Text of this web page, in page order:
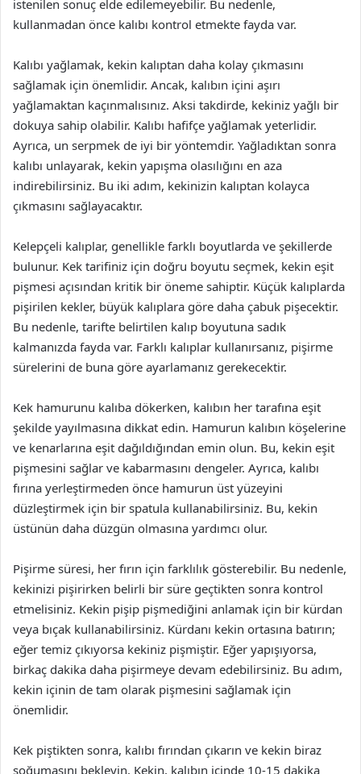
istenilen sonuç elde edilemeyebilir. Bu nedenle,
kullanmadan önce kalıbı kontrol etmekte fayda var.
Kalıbı yağlamak, kekin kalıptan daha kolay çıkmasını
sağlamak için önemlidir. Ancak, kalıbın içini aşırı
yağlamaktan kaçınmalısınız. Aksi takdirde, kekiniz yağlı bir
dokuya sahip olabilir. Kalıbı hafifçe yağlamak yeterlidir.
Ayrıca, un serpmek de iyi bir yöntemdir. Yağladıktan sonra
kalıbı unlayarak, kekin yapışma olasılığını en aza
indirebilirsiniz. Bu iki adım, kekinizin kalıptan kolayca
çıkmasını sağlayacaktır.
Kelepçeli kalıplar, genellikle farklı boyutlarda ve şekillerde
bulunur. Kek tarifiniz için doğru boyutu seçmek, kekin eşit
pişmesi açısından kritik bir öneme sahiptir. Küçük kalıplarda
pişirilen kekler, büyük kalıplara göre daha çabuk pişecektir.
Bu nedenle, tarifte belirtilen kalıp boyutuna sadık
kalmanızda fayda var. Farklı kalıplar kullanırsanız, pişirme
sürelerini de buna göre ayarlamanız gerekecektir.
Kek hamurunu kalıba dökerken, kalıbın her tarafına eşit
şekilde yayılmasına dikkat edin. Hamurun kalıbın köşelerine
ve kenarlarına eşit dağıldığından emin olun. Bu, kekin eşit
pişmesini sağlar ve kabarmasını dengeler. Ayrıca, kalıbı
fırına yerleştirmeden önce hamurun üst yüzeyini
düzleştirmek için bir spatula kullanabilirsiniz. Bu, kekin
üstünün daha düzgün olmasına yardımcı olur.
Pişirme süresi, her fırın için farklılık gösterebilir. Bu nedenle,
kekinizi pişirirken belirli bir süre geçtikten sonra kontrol
etmelisiniz. Kekin pişip pişmediğini anlamak için bir kürdan
veya bıçak kullanabilirsiniz. Kürdanı kekin ortasına batırın;
eğer temiz çıkıyorsa kekiniz pişmiştir. Eğer yapışıyorsa,
birkaç dakika daha pişirmeye devam edebilirsiniz. Bu adım,
kekin içinin de tam olarak pişmesini sağlamak için
önemlidir.
Kek piştikten sonra, kalıbı fırından çıkarın ve kekin biraz
soğumasını bekleyin. Kekin, kalıbın içinde 10-15 dakika